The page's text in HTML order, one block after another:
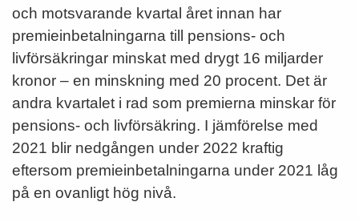
och motsvarande kvartal året innan har
premieinbetalningarna till pensions- och
livförsäkringar minskat med drygt 16 miljarder
kronor – en minskning med 20 procent. Det är
andra kvartalet i rad som premierna minskar för
pensions- och livförsäkring. I jämförelse med
2021 blir nedgången under 2022 kraftig
eftersom premieinbetalningarna under 2021 låg
på en ovanligt hög nivå.